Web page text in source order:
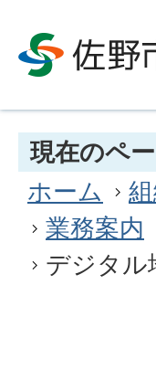
現在のペ
ホーム
業務案内
デジタル